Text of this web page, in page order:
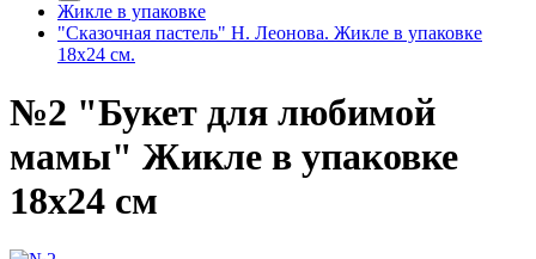
Жикле в упаковке
"Сказочная пастель" Н. Леонова. Жикле в упаковке
18х24 см.
№2 "Букет для любимой
мамы" Жикле в упаковке
18х24 см